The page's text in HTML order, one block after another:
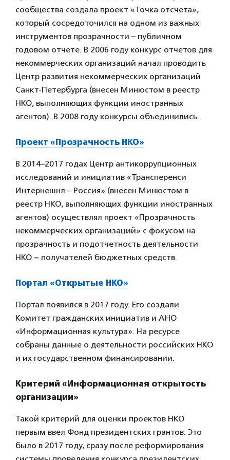
сообщества создала проект «Точка отсчета»,
который сосредоточился на одном из важных
инструментов прозрачности – публичном
годовом отчете. В 2006 году конкурс отчетов для
некоммерческих организаций начал проводить
Центр развития некоммерческих организаций
Санкт-Петербурга (внесен Минюстом в реестр
НКО, выполняющих функции иностранных
агентов). В 2008 году конкурсы объединились.
Проект «Прозрачность НКО»
В 2014–2017 годах Центр антикоррупционных
исследований и инициатив «Трансперенси
Интернешнл – Россия» (внесен Минюстом в
реестр НКО, выполняющих функции иностранных
агентов) осуществлял проект «Прозрачность
некоммерческих организаций» с фокусом на
прозрачность и подотчетность деятельности
НКО − получателей бюджетных средств.
Портал «Открытые НКО»
Портал появился в 2017 году. Его создали
Комитет гражданских инициатив и АНО
«Информационная культура». На ресурсе
собраны данные о деятельности российских НКО
и их государственном финансировании.
Критерий «Информационная открытость
организации»
Такой критерий для оценки проектов НКО
первым ввел Фонд президентских грантов. Это
было в 2017 году, сразу после реформирования